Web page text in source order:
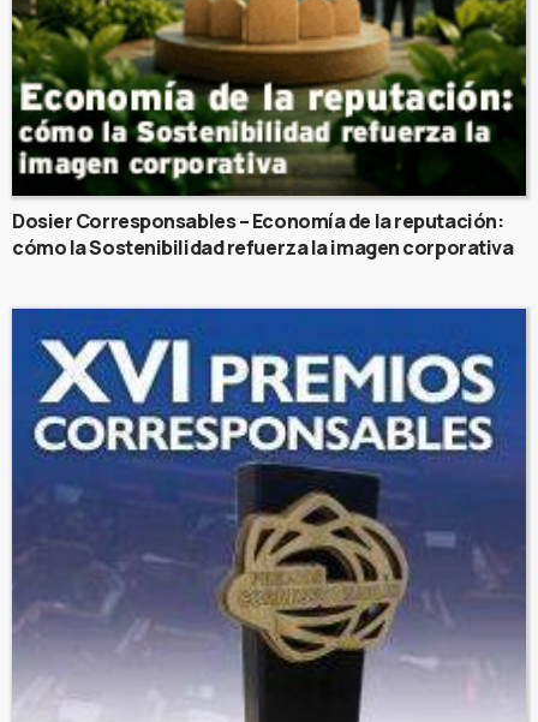
Dosier Corresponsables – Economía de la reputación:
cómo la Sostenibilidad refuerza la imagen corporativa